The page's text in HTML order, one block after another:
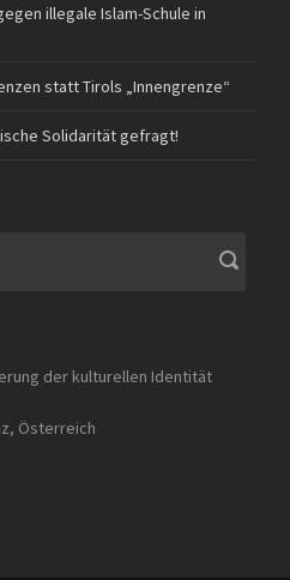
illegale Islam-Schule in
statt Tirols „Innengrenze“
Solidarität gefragt!
der kulturellen Identität
Österreich